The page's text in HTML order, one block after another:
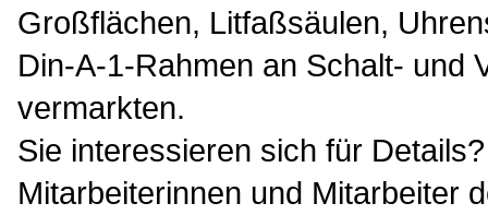
Großflächen, Litfaßsäulen,
Din-A-1-Rahmen an Schalt- und
vermarkten.
Sie interessieren sich für
Mitarbeiterinnen und Mitarbeiter